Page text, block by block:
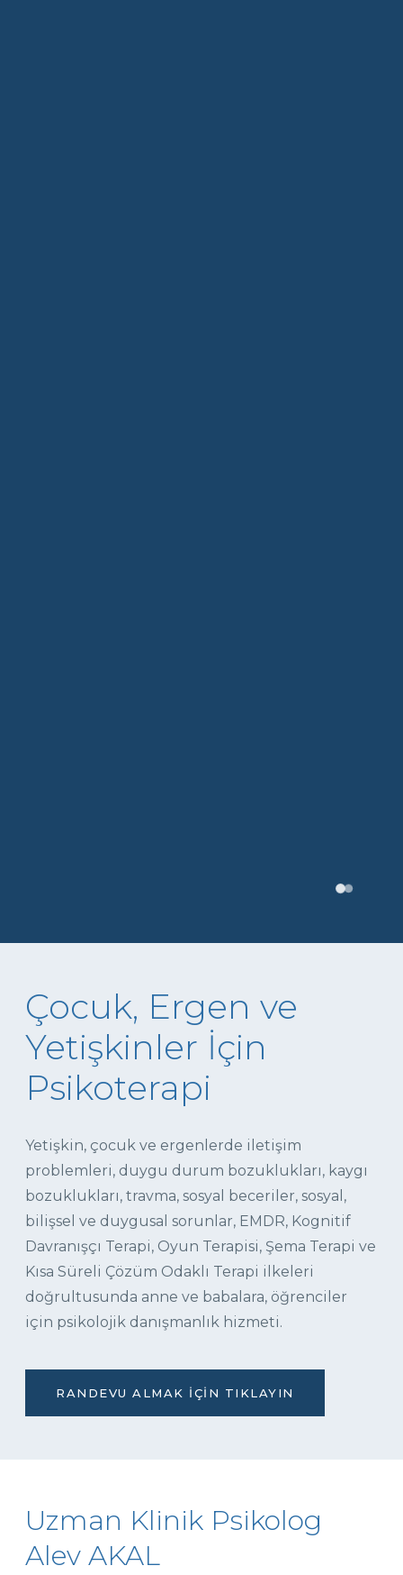
Çocuk, Ergen ve
Yetişkinler İçin
Psikoterapi
Yetişkin, çocuk ve ergenlerde iletişim
problemleri, duygu durum bozuklukları, kaygı
bozuklukları, travma, sosyal beceriler, sosyal,
bilişsel ve duygusal sorunlar, EMDR, Kognitif
Davranışçı Terapi, Oyun Terapisi, Şema Terapi ve
Kısa Süreli Çözüm Odaklı Terapi ilkeleri
doğrultusunda anne ve babalara, öğrenciler
için psikolojik danışmanlık hizmeti.
RANDEVU ALMAK İÇIN TIKLAYIN
Uzman Klinik Psikolog
Alev AKAL